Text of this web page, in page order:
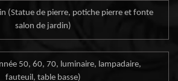
(Statue de pierre, potiche pierre et fonte
salon de jardin)
50, 60, 70, luminaire, lampadaire,
fauteuil, table basse)